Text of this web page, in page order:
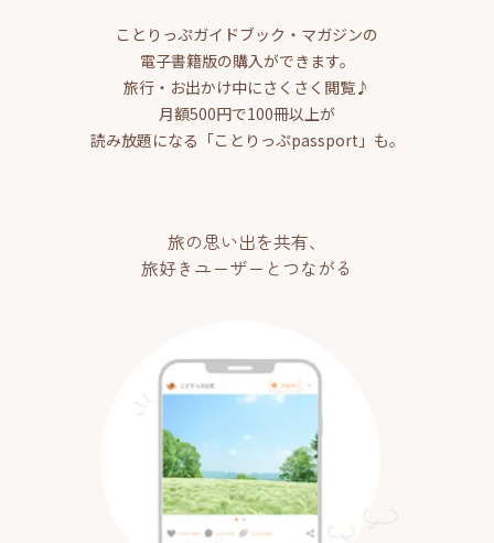
ことりっぷガイドブック・マガジンの
電子書籍版の購入ができます。
旅行・お出かけ中にさくさく閲覧♪
月額500円で100冊以上が
読み放題になる「ことりっぷpassport」も。
旅の思い出を共有、
旅好きユーザーとつながる